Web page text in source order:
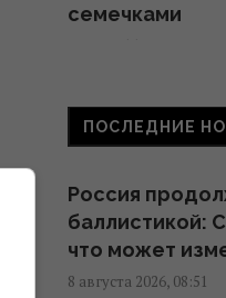
семечками
День
августа -
08:30 суббота, 08
Гороскоп на 8
ПОСЛЕДНИЕ
Россия
баллистикой:
что может
8 августа 2026, 08:51